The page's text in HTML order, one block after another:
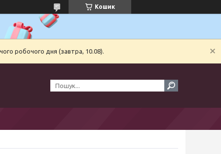
Кошик
робочого дня (завтра, 10.08).